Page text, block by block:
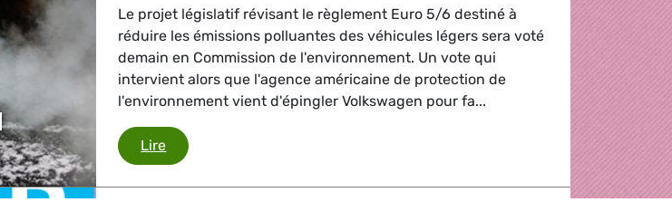
Le projet législatif révisant le règlement Euro 5/6 destiné à
réduire les émissions polluantes des véhicules légers sera voté
demain en Commission de l'environnement. Un vote qui
intervient alors que l'agence américaine de protection de
l'environnement vient d'épingler Volkswagen pour fa...
LireScandale Volkswagen